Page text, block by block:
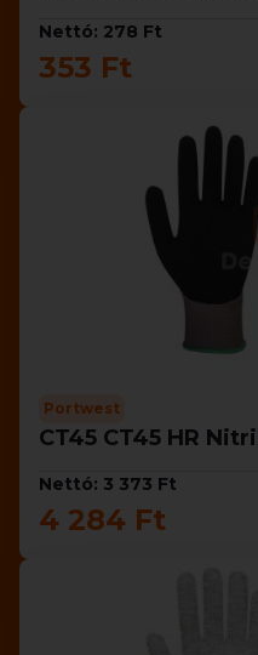
Nettó: 278 Ft
353 Ft
Portwest
CT45 CT45 HR
Nettó: 3 373 Ft
4 284 Ft